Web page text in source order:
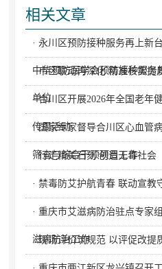
相关文章
· 永川区预防接种服务再上
中华预防医学会预防接种服务
单位
· 市区联动再深化 精准核实提
· 合川区开展2026年全国老年
传周活动
· 国家专家督导合川区心血管
筛查与综合干预项目工作
· 行走精美石刻 创造无毒社会
· 禁毒防艾护航青春 联动宣教
· 重庆市艾滋病防治驻点专家
滋病防治工作
· 现场评价筑规范 以评促改提